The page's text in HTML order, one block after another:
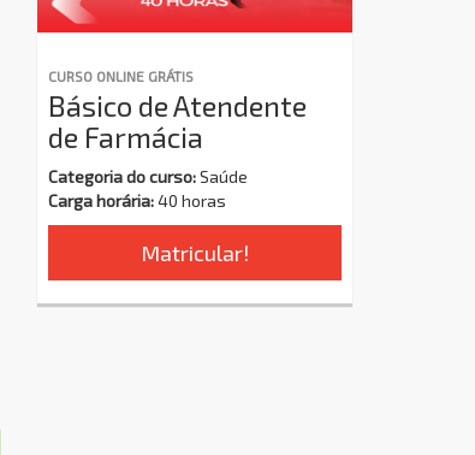
CURSO ONLINE GRÁTIS
Básico de Atendente
de Farmácia
Categoria do curso:Saúde
Carga horária:40 horas
Matricular!